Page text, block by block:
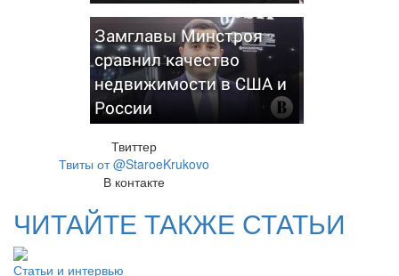
Замглавы Минстроя
сравнил качество
недвижимости в США и
России
Твиттер
Твиты от @StaroeKrukovo
В контакте
ЧИТАЙТЕ ТАКЖЕ СТАТЬИ
Статьи и интервью